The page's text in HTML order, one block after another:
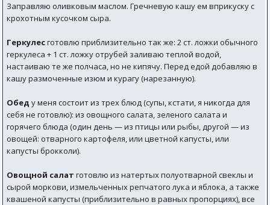
Заправляю оливковым маслом. Гречневую кашу ем вприкуску с
крохотным кусочком сыра.
Геркулесготовлю приблизительно так же: 2 ст. ложки обычного
геркулеса + 1 ст. ложку отрубей заливаю теплой водой,
настаиваю те же полчаса, но не кипячу. Перед едой добавляю в
кашу размоченные изюм и курагу (нарезанную).
Обед у меня состоит из трех блюд (супы, кстати, я никогда для
себя не готовлю): из овощного салата, зеленого салата и
горячего блюда (один день — из птицы или рыбы, другой — из
овощей: отварного картофеля, или цветной капусты, или
капусты брокколи).
Овощной салатготовлю из натертых полуотварной свеклы и
сырой моркови, измельченных репчатого лука и яблока, а также
квашеной капусты (приблизительно в равных пропорциях), все